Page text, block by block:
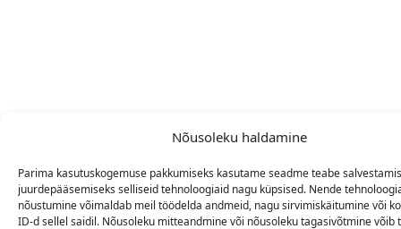
Nõusoleku haldamine
Parima kasutuskogemuse pakkumiseks kasutame seadme teabe
juurdepääsemiseks selliseid tehnoloogiaid nagu küpsised. Nende
nõustumine võimaldab meil töödelda andmeid, nagu sirvimiskäitumine või
ID-d sellel saidil. Nõusoleku mitteandmine või nõusoleku tagasivõtmine võib